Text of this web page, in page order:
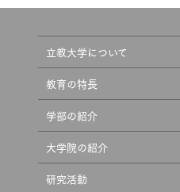
立教大学について
教育の特長
学部の紹介
大学院の紹介
研究活動